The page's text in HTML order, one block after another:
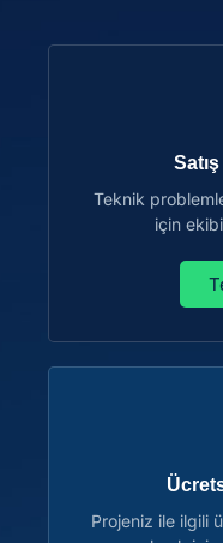
Teknik
için
Projeniz ile ilgili